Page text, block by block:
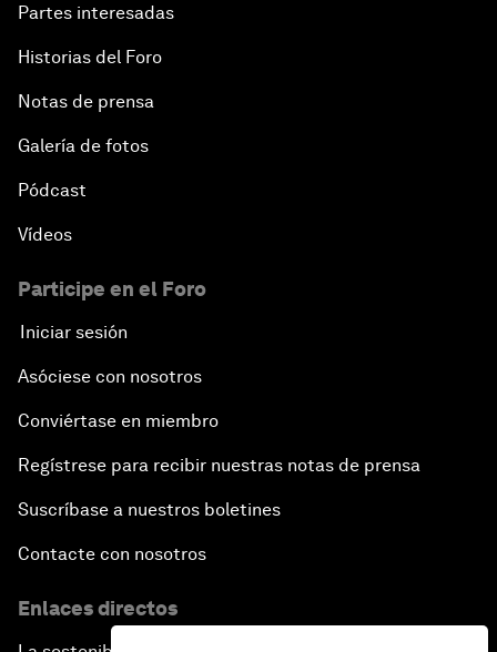
Partes interesadas
Historias del Foro
Notas de prensa
Galería de fotos
Pódcast
Vídeos
Participe en el Foro
Iniciar sesión
Asóciese con nosotros
Conviértase en miembro
Regístrese para recibir nuestras notas de prensa
Suscríbase a nuestros boletines
Contacte con nosotros
Enlaces directos